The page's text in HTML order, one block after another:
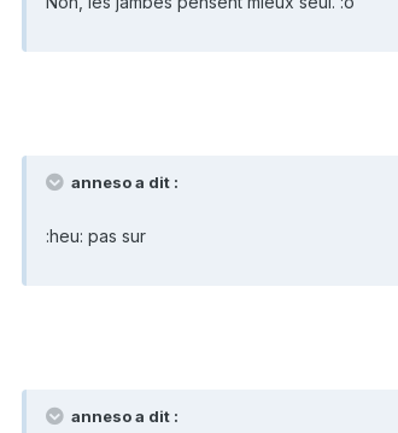
anneso a dit :
:heu: pas sur
anneso a dit :